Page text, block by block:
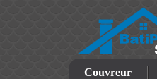
Couvreur